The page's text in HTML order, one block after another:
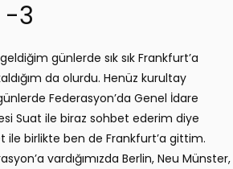
-3
geldiğim günlerde sık sık Frankfurt’a
da olurdu. Henüz kurultay
Federasyon’da Genel İdare
Suat ile biraz sohbet ederim diye
birlikte ben de Frankfurt’a gittim.
vardığımızda Berlin, Neu Münster,